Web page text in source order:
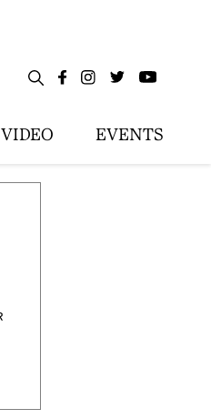
VIDEO EVENTS